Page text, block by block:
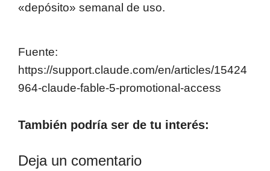
«depósito» semanal de uso.
Fuente:
https://support.claude.com/en/articles/15424
964-claude-fable-5-promotional-access
También podría ser de tu interés:
Deja un comentario